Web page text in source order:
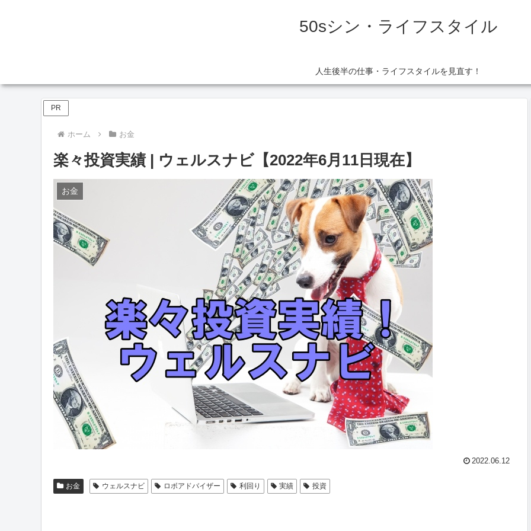
50sシン・ライフスタイル
人生後半の仕事・ライフスタイルを見直す！
PR
ホーム お金
楽々投資実績 | ウェルスナビ【2022年6月11日現在】
お金
2022.06.12
お金 ウェルスナビ ロボアドバイザー 利回り 実績 投資